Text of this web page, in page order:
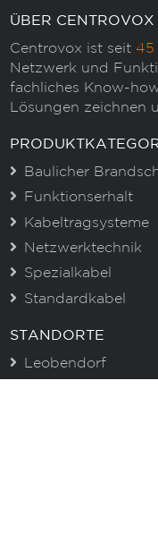
ÜBER
Centrovox ist seit 45
Netzwerk und
fachliches Know-
Lösungen zeichnen
Baulicher
Funktionserhalt
Kabeltragsysteme
Netzwerktechnik
Spezialkabel
Standardkabel
STANDORTE
Leobendorf